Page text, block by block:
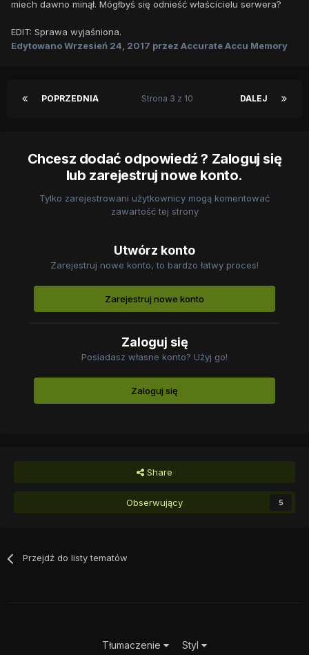
miech dawno minął. Mógłbyś się odnieść właścicielu serwera?
EDIT: Sprawa wyjaśniona.
EdytowanoWrzesień 24, 2017 przez Accurate Accu Memory
POPRZEDNIA DALEJ
Strona 3 z 10
Chcesz dodać odpowiedź ? Zaloguj się
lub zarejestruj nowe konto.
Tylko zarejestrowani użytkownicy mogą komentować
zawartość tej strony
Utwórz konto
Zarejestruj nowe konto, to bardzo łatwy proces!
Zarejestruj nowe konto
Zaloguj się
Posiadasz własne konto? Użyj go!
Zaloguj się
Share
Obserwujący 5
Przejdź do listy tematów
Tłumaczenie Styl